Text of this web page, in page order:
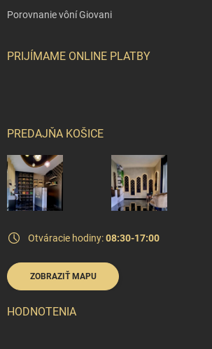
Porovnanie vôní Giovani
PRIJÍMAME ONLINE PLATBY
PREDAJŇA KOŠICE
Otváracie hodiny:08:30-17:00
ZOBRAZIŤ MAPU
HODNOTENIA